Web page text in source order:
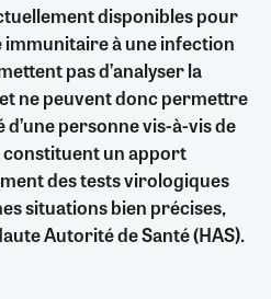
disponibles pour
à une infection
pas d’analyser la
ne peuvent donc permettre
personne vis-à-vis de
constituent un apport
des tests virologiques
situations bien précises,
Autorité de Santé (HAS).